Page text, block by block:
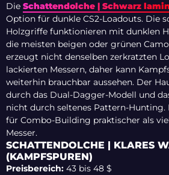
Die Schattendolche | Schwarz
Option für dunkle CS2-Loadouts. Die
Holzgriffe funktionieren mit dunklen
die meisten beigen oder grünen
erzeugt nicht denselben zerkratzten
lackierten Messern, daher kann
weiterhin brauchbar aussehen. Der
durch das Dual-Dagger-Modell und
nicht durch seltenes Pattern-Hunting.
für Combo-Building praktischer als
Messer.
SCHATTENDOLCHE | KLARES
(KAMPFSPUREN)
Preisbereich: 43 bis 48 $